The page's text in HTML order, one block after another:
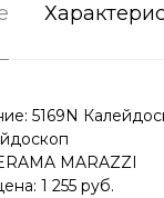
5169N
MARAZZI
1 255 руб.